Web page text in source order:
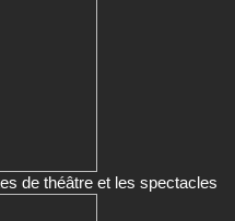
de théâtre et les spectacles